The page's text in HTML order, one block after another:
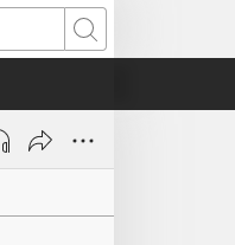
Rechercher